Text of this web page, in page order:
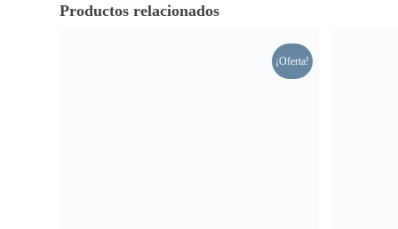
Productos relacionados
¡Oferta!